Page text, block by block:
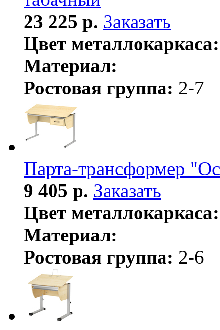
23 225 р. Заказать
Цвет металлокаркаса:
Материал:
Ростовая группа: 2-7
Парта-трансформер
9 405 р. Заказать
Цвет металлокаркаса:
Материал:
Ростовая группа: 2-6